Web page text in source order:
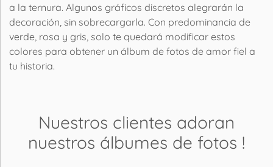
a la ternura. Algunos gráficos discretos alegrarán la
decoración, sin sobrecargarla. Con predominancia de
verde, rosa y gris, solo te quedará modificar estos
colores para obtener un álbum de fotos de amor fiel a
tu historia.
Nuestros clientes adoran
nuestros álbumes de fotos !